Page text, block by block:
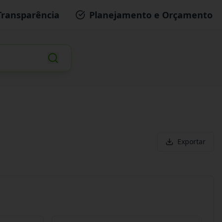
Planejamento e Orçamento
Exportar